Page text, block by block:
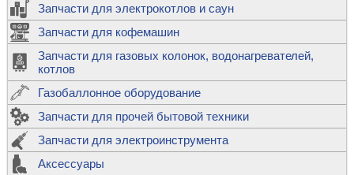
Запчасти для электрокотлов и саун
Запчасти для кофемашин
Запчасти для газовых колонок, водонагревателей,
котлов
Газобаллонное оборудование
Запчасти для прочей бытовой техники
Запчасти для электроинструмента
Аксессуары